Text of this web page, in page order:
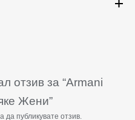
отзив за “Armani
Жени”
да публикувате отзив.